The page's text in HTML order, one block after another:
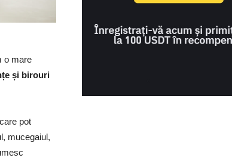
o mare
și birouri
pot
mucegaiul,